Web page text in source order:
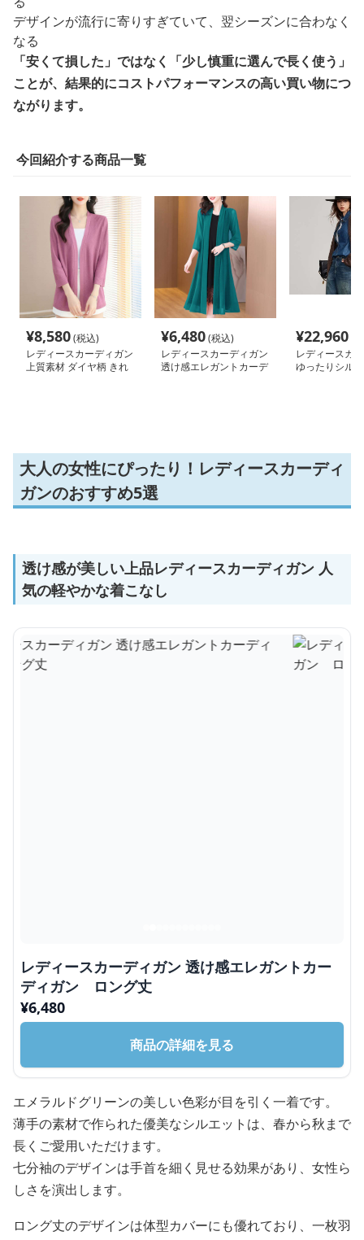
デザインが流行に寄りすぎていて、翌シーズンに合わなく
なる
「安くて損した」ではなく「少し慎重に選んで長く使う」
ことが、結果的にコストパフォーマンスの高い買い物につ
ながります。
今回紹介する商品一覧
¥8,580(税込)
レディースカーディガン
上質素材 ダイヤ柄 きれ
¥6,480(税込)
レディースカーディガン
透け感エレガントカーデ
¥22,960
レディースカ
ゆったりシル
大人の女性にぴったり！レディースカーディ
ガンのおすすめ5選
透け感が美しい上品レディースカーディガン 人
気の軽やかな着こなし
レディースカーディガン 透け感エレガントカー
ディガン ロング丈
¥6,480
商品の詳細を見る
エメラルドグリーンの美しい色彩が目を引く一着です。
薄手の素材で作られた優美なシルエットは、春から秋まで
長くご愛用いただけます。
七分袖のデザインは手首を細く見せる効果があり、女性ら
しさを演出します。
ロング丈のデザインは体型カバーにも優れており、一枚羽